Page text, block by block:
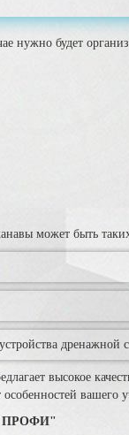
нужно будет
может быть
дренажной
высокое
вашего
ПРОФИ"